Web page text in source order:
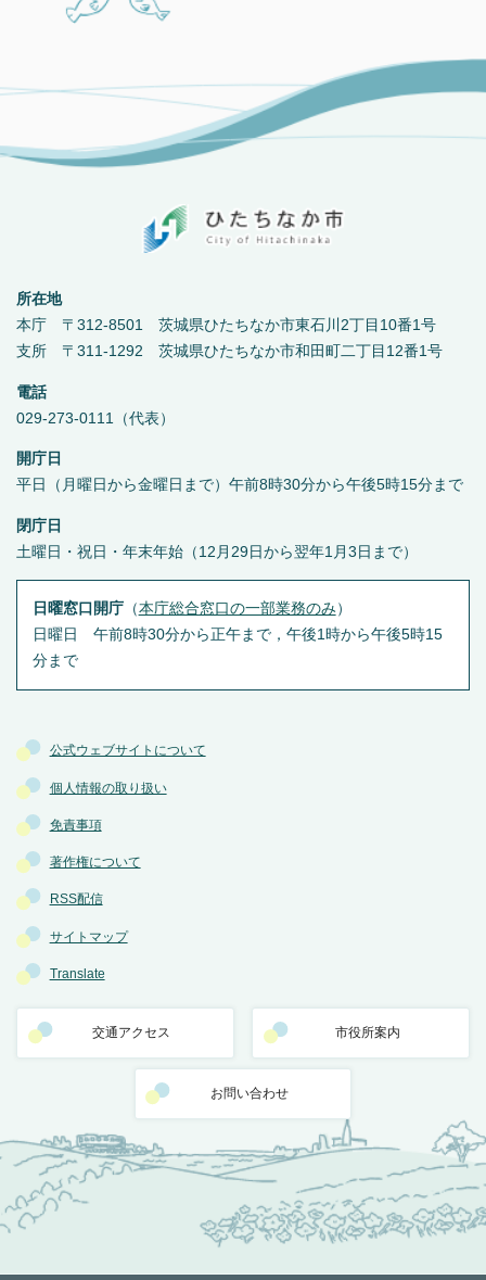
公式ウェブサイトについて
個人情報の取り扱い
免責事項
著作権について
RSS配信
サイトマップ
Translate
交通アクセス 市役所案内
お問い合わせ
所在地
本庁 〒312-8501 茨城県ひたちなか市東石川2丁目10番1号
支所 〒311-1292 茨城県ひたちなか市和田町二丁目12番1号
電話
029-273-0111（代表）
開庁日
平日（月曜日から金曜日まで）午前8時30分から午後5時15分まで
閉庁日
土曜日・祝日・年末年始（12月29日から翌年1月3日まで）
日曜窓口開庁（本庁総合窓口の一部業務のみ ）
日曜日 午前8時30分から正午まで，午後1時から午後5時15
分まで